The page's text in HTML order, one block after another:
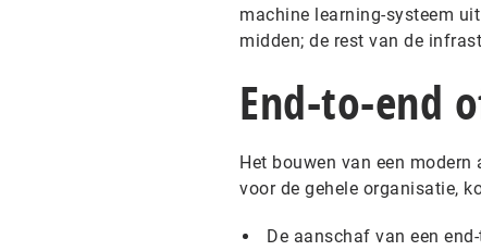
machine learning-systeem
midden; de rest van de
End-to-end
Het bouwen van een
voor de gehele organisatie,
De aanschaf van een